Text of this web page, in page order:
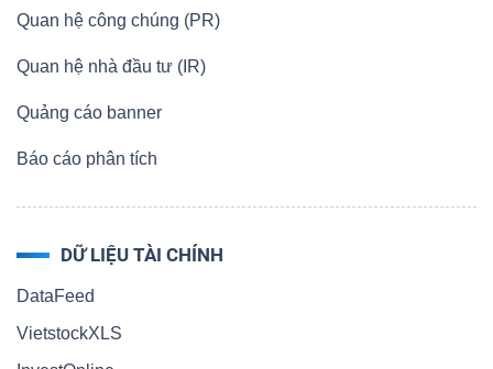
Quan hệ công chúng (PR)
Quan hệ nhà đầu tư (IR)
Quảng cáo banner
Báo cáo phân tích
DỮ LIỆU TÀI CHÍNH
DataFeed
VietstockXLS